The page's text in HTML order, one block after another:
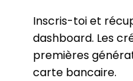
Inscris-toi et
dashboard. Les
premières
carte bancaire.